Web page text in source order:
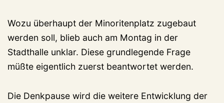
Wozu überhaupt der Minoritenplatz zugebaut
werden soll, blieb auch am Montag in der
Stadthalle unklar. Diese grundlegende Frage
müßte eigentlich zuerst beantwortet werden.
Die Denkpause wird die weitere Entwicklung der